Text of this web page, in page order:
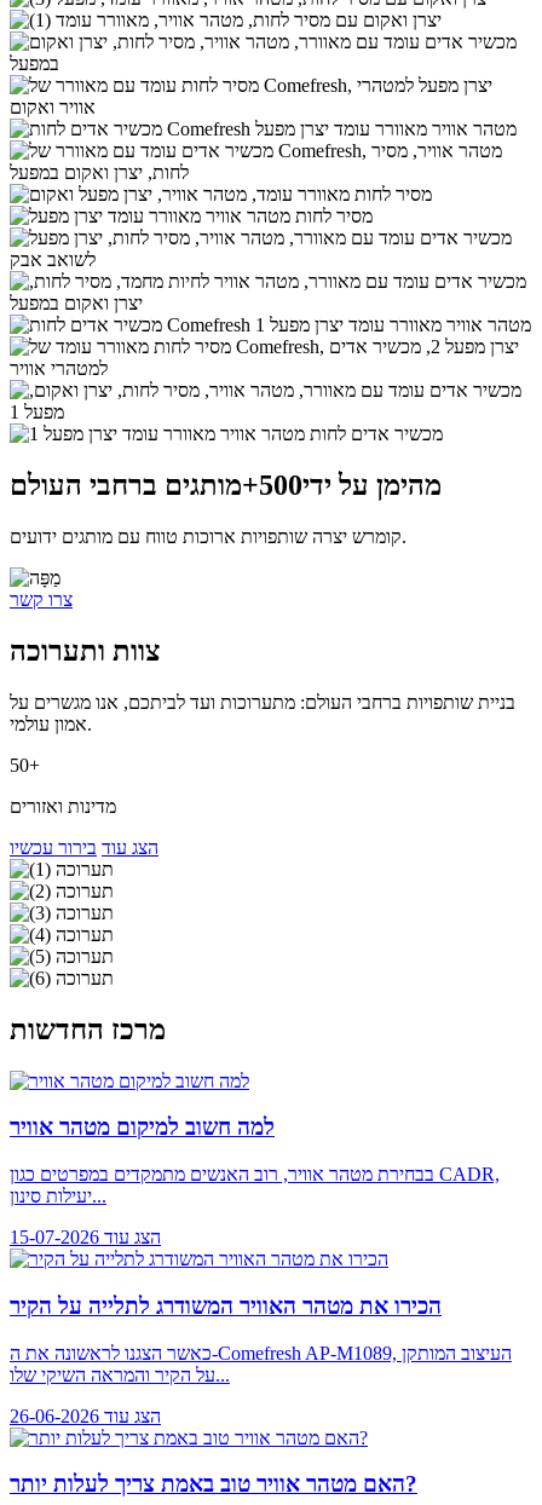
מהימן על ידי500+ מותגים ברחבי העולם
קומרש יצרה שותפויות ארוכות טווח עם מותגים ידועים.
צרו קשר
צוות ותערוכה
בניית שותפויות ברחבי העולם: מתערוכות ועד לביתכם, אנו מגשרים על
אמון עולמי.
50+
מדינות ואזורים
הצג עוד בירור עכשיו
מרכז החדשות
למה חשוב למיקום מטהר אוויר
בבחירת מטהר אוויר, רוב האנשים מתמקדים במפרטים כגון CADR,
יעילות סינון...
15-07-2026 הצג עוד
הכירו את מטהר האוויר המשודרג לתלייה על הקיר
כאשר הצגנו לראשונה את ה-Comefresh AP-M1089, העיצוב המותקן
על הקיר והמראה השיקי שלו...
26-06-2026 הצג עוד
האם מטהר אוויר טוב באמת צריך לעלות יותר?